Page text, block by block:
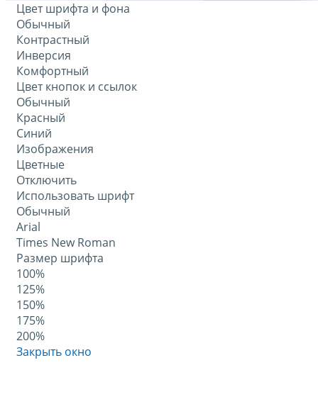
Цвет шрифта и фона
Обычный
Контрастный
Инверсия
Комфортный
Цвет кнопок и ссылок
Обычный
Красный
Синий
Изображения
Цветные
Отключить
Использовать шрифт
Обычный
Arial
Times New Roman
Размер шрифта
100%
125%
150%
175%
200%
Закрыть окно